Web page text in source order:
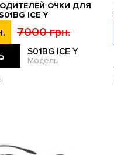
ОЧКИ ДЛЯ
ICE Y
7000 грн.
S01BG ICE Y
Модель